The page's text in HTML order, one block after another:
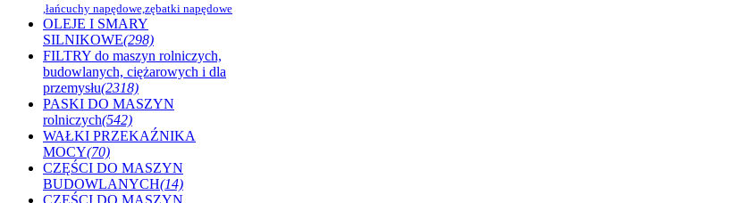
,łańcuchy napędowe,zębatki napędowe
OLEJE I SMARY
SILNIKOWE(298)
FILTRY do maszyn rolniczych,
budowlanych, ciężarowych i dla
przemysłu(2318)
PASKI DO MASZYN
rolniczych(542)
WAŁKI PRZEKAŹNIKA
MOCY(70)
CZĘŚCI DO MASZYN
BUDOWLANYCH(14)
CZĘŚCI DO MASZYN